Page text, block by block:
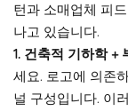
턴과 소매업체 피
나고 있습니다.
1. 건축적 기하학 +
세요. 로고에 의존
널 구성입니다. 이